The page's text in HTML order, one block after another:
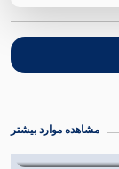
مشاهده موارد بیشتر